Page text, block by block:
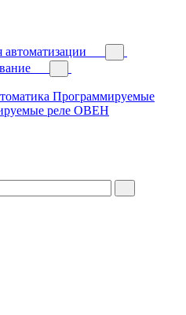
автоматизации
Программируемые
реле ОВЕН